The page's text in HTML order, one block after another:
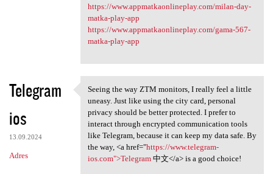
https://www.appmatkaonlineplay.com/milan-day-
matka-play-app
https://www.appmatkaonlineplay.com/gama-567-
matka-play-app
Telegram
ios
13.09.2024
Adres
Seeing the way ZTM monitors,
Seeing the way ZTM monitors, I really feel a little
uneasy. Just like using the city card, personal
privacy should be better protected. I prefer to
interact through encrypted communication tools
like Telegram, because it can keep my data safe. By
the way, <a href="https://www.telegram-
ios.com">Telegram中文</a> is a good choice!